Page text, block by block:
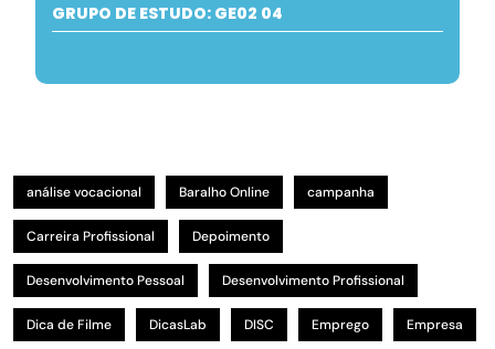
GRUPO DE ESTUDO: GE02 04
análise vocacional Baralho Online campanha
Carreira Profissional Depoimento
Desenvolvimento Pessoal Desenvolvimento Profissional
Dica de Filme DicasLab DISC Emprego Empresa